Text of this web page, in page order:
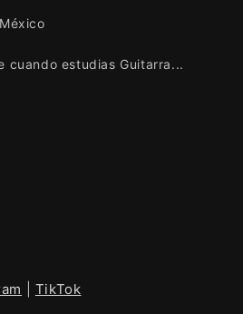
cuando estudias Guitarra...
TikTok